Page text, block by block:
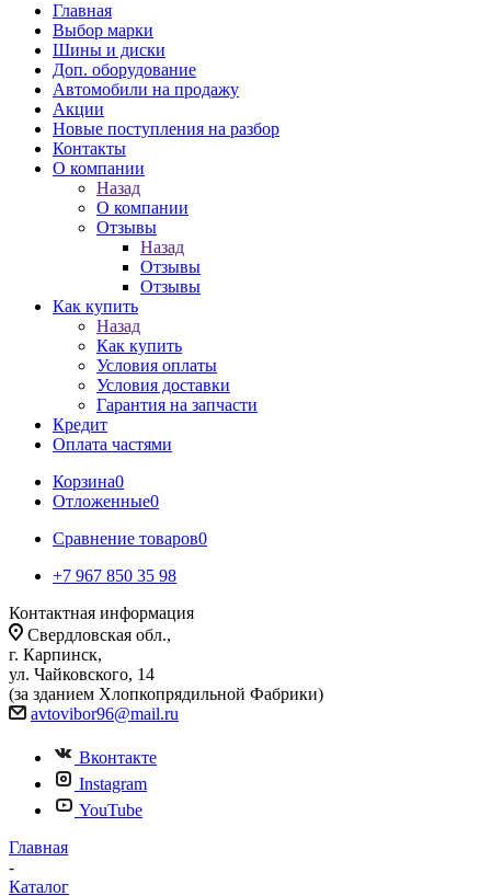
Главная
Выбор марки
Шины и диски
Доп. оборудование
Автомобили на продажу
Акции
Новые поступления на разбор
Контакты
О компании
Назад
О компании
Отзывы
Назад
Отзывы
Отзывы
Как купить
Назад
Как купить
Условия оплаты
Условия доставки
Гарантия на запчасти
Кредит
Оплата частями
Корзина0
Отложенные0
Сравнение товаров0
+7 967 850 35 98
Контактная информация
Свердловская обл.,
г. Карпинск,
ул. Чайковского, 14
(за зданием Хлопкопрядильной Фабрики)
avtovibor96@mail.ru
Вконтакте
Instagram
YouTube
Главная
-
Каталог